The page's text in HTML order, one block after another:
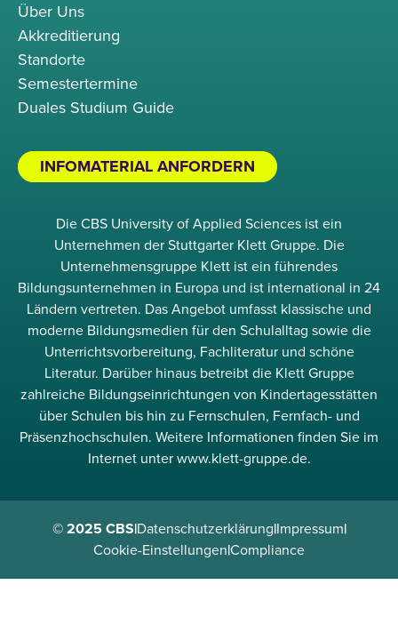
Über Uns
Akkreditierung
Standorte
Semestertermine
Duales Studium Guide
INFOMATERIAL ANFORDERN
Die CBS University of Applied Sciences ist ein
Unternehmen der Stuttgarter Klett Gruppe. Die
Unternehmensgruppe Klett ist ein führendes
Bildungsunternehmen in Europa und ist international in 24
Ländern vertreten. Das Angebot umfasst klassische und
moderne Bildungsmedien für den Schulalltag sowie die
Unterrichtsvorbereitung, Fachliteratur und schöne
Literatur. Darüber hinaus betreibt die Klett Gruppe
zahlreiche Bildungseinrichtungen von Kindertagesstätten
über Schulen bis hin zu Fernschulen, Fernfach- und
Präsenzhochschulen. Weitere Informationen finden Sie im
Internet unter www.klett-gruppe.de.
© 2025 CBS|Datenschutzerklärung|Impressum|
Cookie-Einstellungen|Compliance